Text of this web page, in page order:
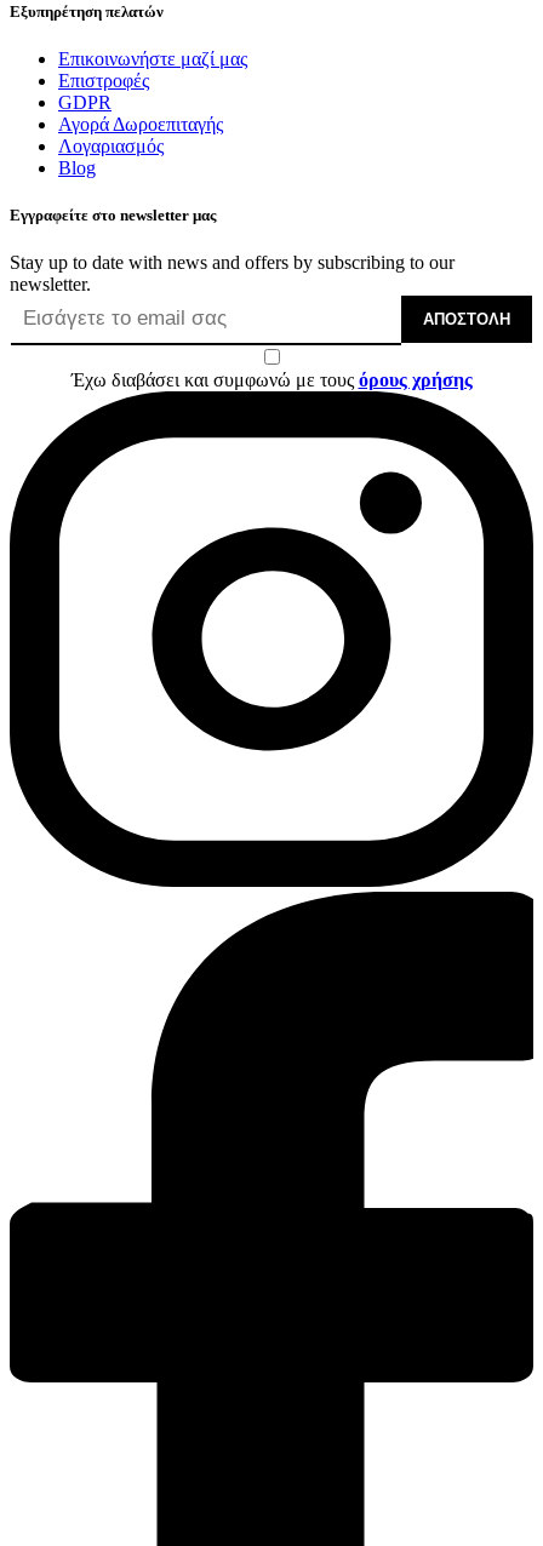
Εξυπηρέτηση πελατών
Επικοινωνήστε μαζί μας
Επιστροφές
GDPR
Αγορά Δωροεπιταγής
Λογαριασμός
Blog
Εγγραφείτε στο newsletter μας
Stay up to date with news and offers by subscribing to our
newsletter.
ΑΠΟΣΤΟΛΉ
Έχω διαβάσει και συμφωνώ με τους όρους χρήσης